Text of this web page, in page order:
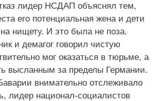
лидер НСДАП объяснял тем,
его потенциальная жена и дети
нищету. И это была не поза.
и демагог говорил чистую
мог оказаться в тюрьме, а
высланным за пределы Германии.
внимательно отслеживало
лидер национал-социалистов